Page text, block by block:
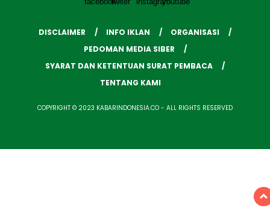
DISCLAIMER INFO IKLAN
ORGANISASI
PEDOMAN MEDIA SIBER
SYARAT DAN KETENTUAN SURAT PEMBACA
TENTANG KAMI
COPYRIGHT © 2023 KABARINDONESIA.CO - ALL RIGHTS RESERVED